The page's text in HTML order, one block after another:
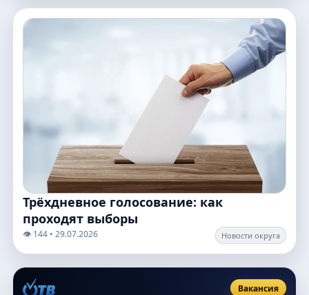
Трёхдневное голосование: как
проходят выборы
👁️ 144 • 29.07.2026 Новости округа
Вакансия